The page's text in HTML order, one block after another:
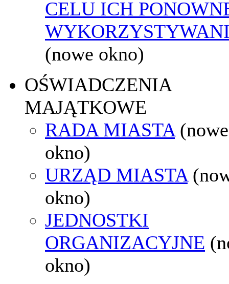
CELU ICH
(nowe okno)
OŚWIADCZENIA
MAJĄTKOWE
RADA MIASTA (nowe
okno)
URZĄD MIASTA
okno)
JEDNOSTKI
ORGANIZACYJNE
okno)